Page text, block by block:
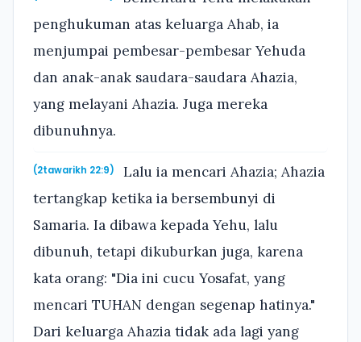
penghukuman atas keluarga Ahab, ia
menjumpai pembesar-pembesar Yehuda
dan anak-anak saudara-saudara Ahazia,
yang melayani Ahazia. Juga mereka
dibunuhnya.
(2tawarikh 22:9)
Lalu ia mencari Ahazia; Ahazia
tertangkap ketika ia bersembunyi di
Samaria. Ia dibawa kepada Yehu, lalu
dibunuh, tetapi dikuburkan juga, karena
kata orang: "Dia ini cucu Yosafat, yang
mencari TUHAN dengan segenap hatinya."
Dari keluarga Ahazia tidak ada lagi yang